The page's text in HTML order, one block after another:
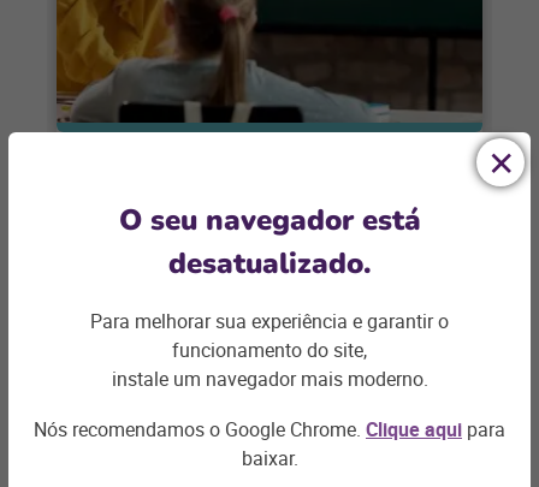
Como conduzir inovação nas
escolas particulares?
Inovação nem sempre é simples, mas é
essencial para o sucesso. Saiba como
aplicá-la corretamente em sua instituição
+ saiba mais
O seu navegador está
desatualizado.
Para melhorar sua experiência e garantir o
funcionamento do site,
instale um navegador mais moderno.
Nós recomendamos o Google Chrome. Clique aqui para
baixar.